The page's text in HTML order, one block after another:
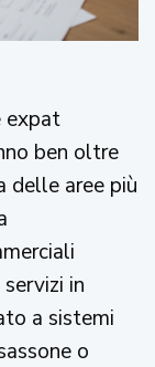
expat
ben oltre
delle aree più
in
a sistemi
o